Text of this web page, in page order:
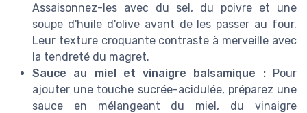
Assaisonnez-les avec du sel, du poivre et une
soupe d'huile d'olive avant de les passer au four.
Leur texture croquante contraste à merveille avec
la tendreté du magret.
Sauce au miel et vinaigre balsamique :Pour
ajouter une touche sucrée-acidulée, préparez une
sauce en mélangeant du miel, du vinaigre